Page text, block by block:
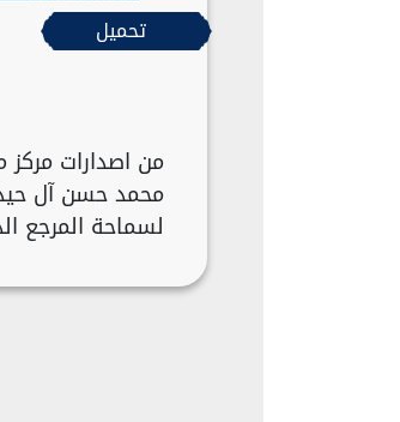
تحميل
من اصدارات
لسماحة المرجع